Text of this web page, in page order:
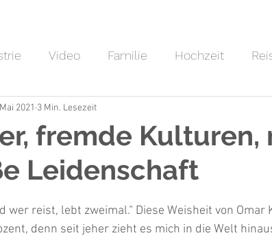
Video Familie Hochzeit
Nachhaltigkeit
fremde Kulturen,
Leidenschaft
2021 3 Min. Lesezeit
wer reist, lebt zweimal.“ Diese Weisheit von Omar
denn seit jeher zieht es mich in die Welt